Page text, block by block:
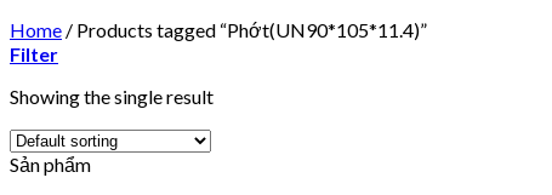
Home / Products tagged “Phớt(UN90*105*11.4)”
Filter
Showing the single result
Sản phẩm